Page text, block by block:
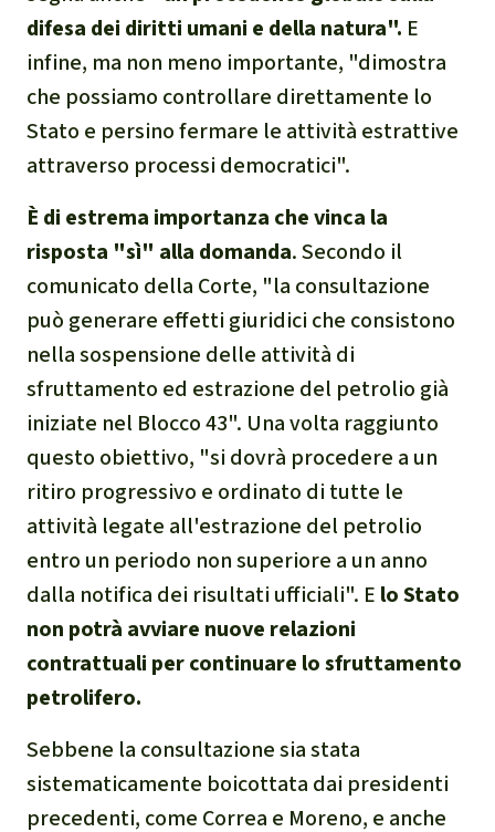
difesa dei diritti umani e della natura". E
infine, ma non meno importante, "dimostra
che possiamo controllare direttamente lo
Stato e persino fermare le attività estrattive
attraverso processi democratici".
È di estrema importanza chevinca la
risposta "sì" alla domanda. Secondo il
comunicato della Corte, "la consultazione
può generare effetti giuridici che consistono
nella sospensione delle attività di
sfruttamento ed estrazione del petrolio già
iniziate nel Blocco 43". Una volta raggiunto
questo obiettivo, "si dovrà procedere a un
ritiro progressivo e ordinato di tutte le
attività legate all'estrazione del petrolio
entro un periodo non superiore a un anno
dalla notifica dei risultati ufficiali". E lo Stato
non potrà avviare nuove relazioni
contrattuali per continuare lo sfruttamento
petrolifero.
Sebbene la consultazione sia stata
sistematicamente boicottata dai presidenti
precedenti, come Correa e Moreno, e anche